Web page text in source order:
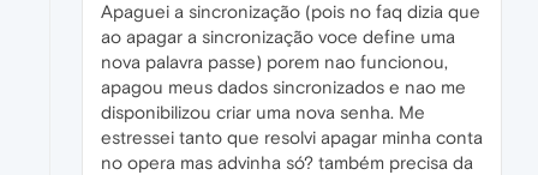
Apaguei a sincronização (pois no faq dizia que
ao apagar a sincronização voce define uma
nova palavra passe) porem nao funcionou,
apagou meus dados sincronizados e nao me
disponibilizou criar uma nova senha. Me
estressei tanto que resolvi apagar minha conta
no opera mas advinha só? também precisa da